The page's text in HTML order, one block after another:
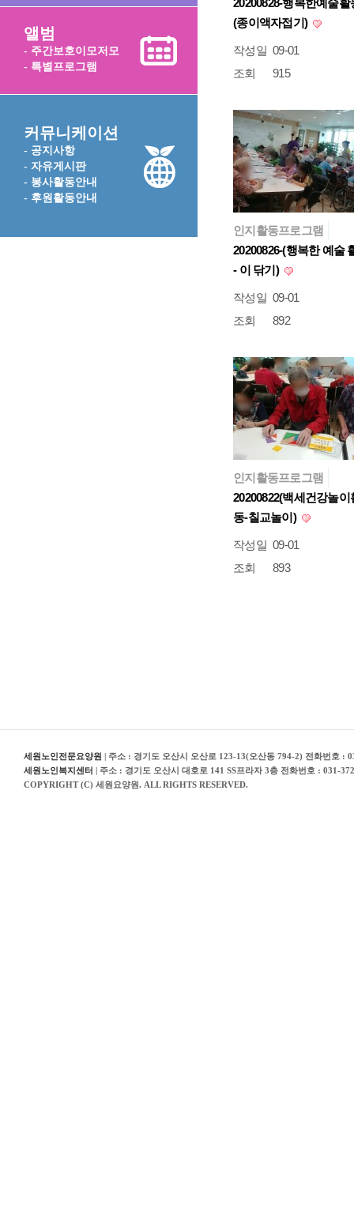
앨범
- 주간보호이모저모
- 특별프로그램
커뮤니케이션
- 공지사항
- 자유게시판
- 봉사활동안내
- 후원활동안내
20200828-행복한예술활
(종이액자접기)
작성일 09-01
조회
915
인지활동프로그램
20200826-(행복한 예술
- 이 닦기)
작성일 09-01
조회
892
인지활동프로그램
20200822(백세건강놀이
동-칠교놀이)
작성일 09-01
조회
893
세원노인전문요양원 | 주소 : 경기도 오산시 오산로 123-13(오산동 794-2) 전화번호 :
세원노인복지센터 | 주소 : 경기도 오산시 대호로 141 SS프라자 3층 전화번호 : 031-
COPYRIGHT (C) 세원요양원. ALL RIGHTS RESERVED.